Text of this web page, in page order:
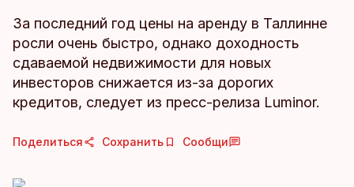
За последний год цены на аренду в Таллинне
росли очень быстро, однако доходность
сдаваемой недвижимости для новых
инвесторов снижается из-за дорогих
кредитов, следует из пресс-релиза Luminor.
Поделиться Сохранить Сообщи